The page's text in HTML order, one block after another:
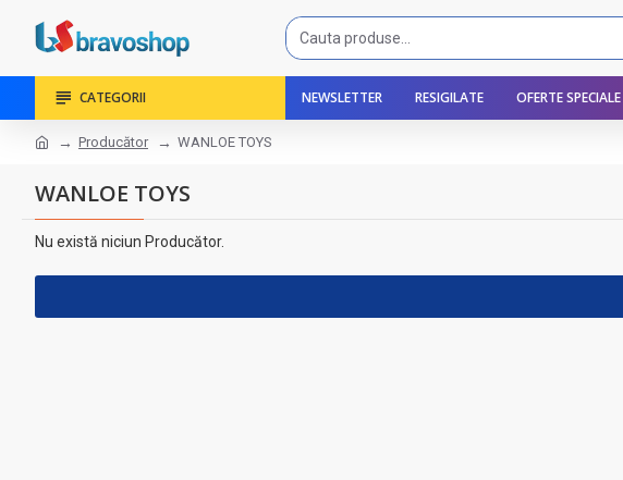
CATEGORII NEWSLETTER RESIGILATE OFERTE SPECIALE
Producător WANLOE TOYS
WANLOE TOYS
Nu există niciun Producător.